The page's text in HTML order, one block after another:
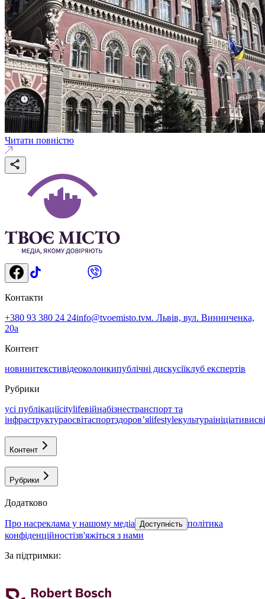
Читати повністю
Контакти
+380 93 380 24 24info@tvoemisto.tvм. Львів, вул. Винниченка,
20а
Контент
новинитекстивідеоколонкипублічні дискусіїклуб експертів
Рубрики
усі публікаціїcitylifeвійнабізнестранспорт та
інфраструктураосвітаспортздоровʼяlifestyleкультураініціативи
Контент
Рубрики
Додатково
про насреклама у нашому медіа Доступність політика
конфіденційностізв'яжіться з нами
За підтримки: